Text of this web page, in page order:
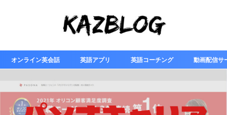
オンライン英会話 英語アプリ 英語コーチング 動画配信サ